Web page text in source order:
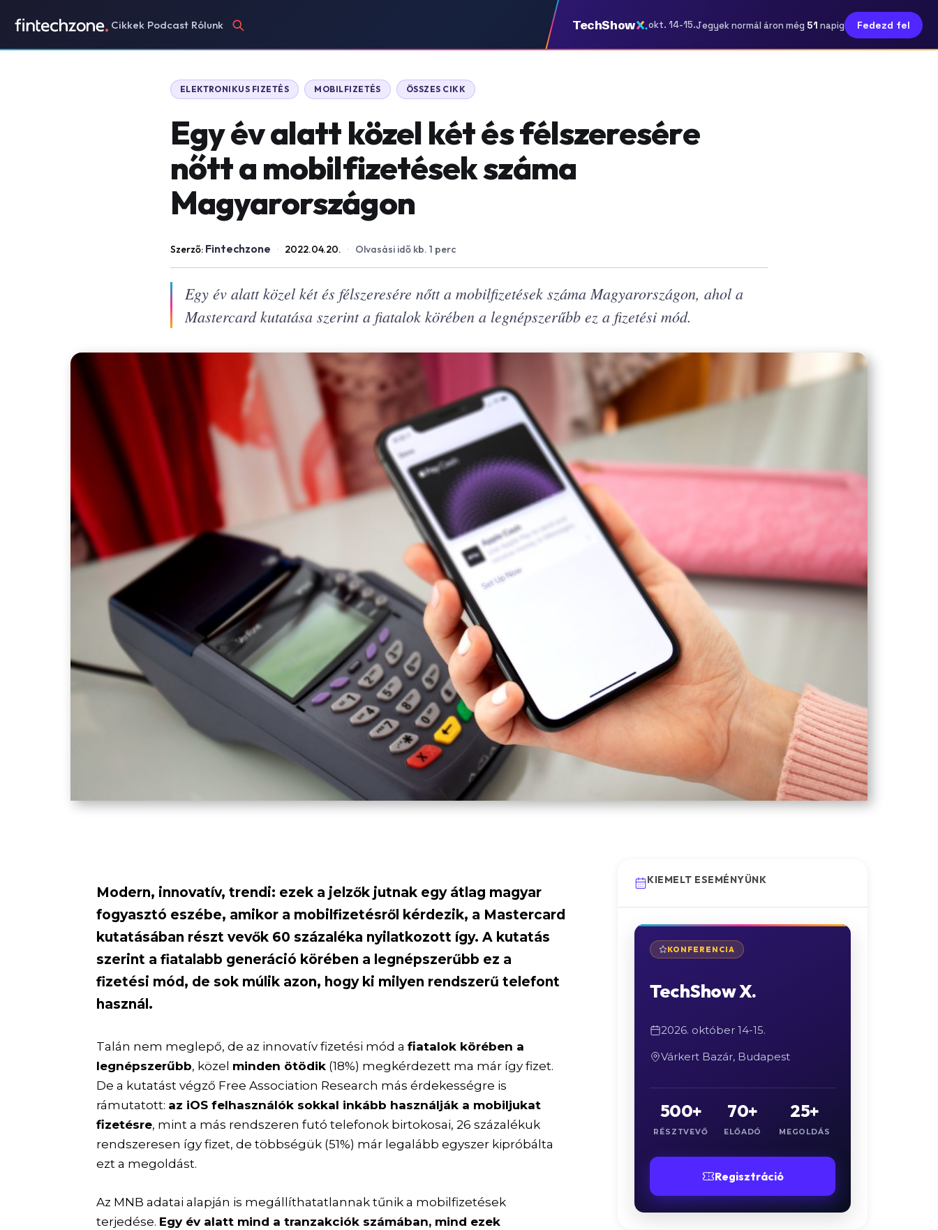
Cikkek Podcast Rólunk TechShow okt. 14-15.Jegyek normál áron még 51 napig Fedezd fel
ELEKTRONIKUS FIZETÉS MOBILFIZETÉS ÖSSZES CIKK
Egy év alatt közel két és félszeresére
nőtt a mobilfizetések száma
Magyarországon
Szerző: Fintechzone · 2022.04.20. · Olvasási idő kb. 1 perc
Egy év alatt közel két és félszeresére nőtt a mobilfizetések száma Magyarországon, ahol a
Mastercard kutatása szerint a fiatalok körében a legnépszerűbb ez a fizetési mód.
Modern, innovatív, trendi: ezek a jelzők jutnak egy átlag magyar
fogyasztó eszébe, amikor a mobilfizetésről kérdezik, a Mastercard
kutatásában részt vevők 60 százaléka nyilatkozott így. A kutatás
szerint a fiatalabb generáció körében a legnépszerűbb ez a
fizetési mód, de sok múlik azon, hogy ki milyen rendszerű telefont
használ.
Talán nem meglepő, de az innovatív fizetési mód afiatalok körében a
legnépszerűbb, közel minden ötödik (18%) megkérdezett ma már így fizet.
De a kutatást végző Free Association Research más érdekességre is
rámutatott: az iOS felhasználók sokkal inkább használják a mobiljukat
fizetésre, mint a más rendszeren futó telefonok birtokosai, 26 százalékuk
rendszeresen így fizet, de többségük (51%) már legalább egyszer kipróbálta
ezt a megoldást.
Az MNB adatai alapján is megállíthatatlannak tűnik a mobilfizetések
terjedése. Egy év alatt mind a tranzakciók számában, mind ezek
KIEMELT ESEMÉNYÜNK
KONFERENCIA
TechShow X.
2026. október 14-15.
Várkert Bazár, Budapest
500+
RÉSZTVEVŐ
70+
ELŐADÓ
25+
MEGOLDÁS
Regisztráció